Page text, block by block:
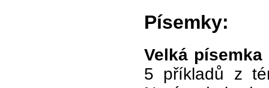
Písemky:
Velká písemka
5 příkladů z